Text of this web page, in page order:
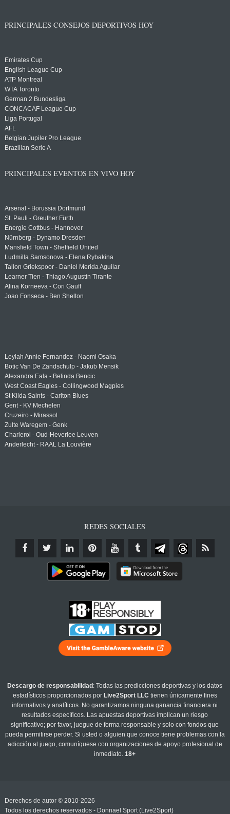
PRINCIPALES CONSEJOS DEPORTIVOS HOY
Emirates Cup
English League Cup
ATP Montreal
WTA Toronto
German 2 Bundesliga
CONCACAF League Cup
Liga Portugal
AFL
Belgian Jupiler Pro League
Brazilian Serie A
PRINCIPALES EVENTOS EN VIVO HOY
Arsenal - Borussia Dortmund
St. Pauli - Greuther Fürth
Energie Cottbus - Hannover
Nürnberg - Dynamo Dresden
Mansfield Town - Sheffield United
Ludmilla Samsonova - Elena Rybakina
Tallon Griekspoor - Daniel Merida Aguilar
Learner Tien - Thiago Augustin Tirante
Alina Korneeva - Cori Gauff
Joao Fonseca - Ben Shelton
Leylah Annie Fernandez - Naomi Osaka
Botic Van De Zandschulp - Jakub Mensik
Alexandra Eala - Belinda Bencic
West Coast Eagles - Collingwood Magpies
St Kilda Saints - Carlton Blues
Gent - KV Mechelen
Cruzeiro - Mirassol
Zulte Waregem - Genk
Charleroi - Oud-Heverlee Leuven
Anderlecht - RAAL La Louvière
REDES SOCIALES
Descargo de responsabilidad : Todas las predicciones deportivas y los datos
estadísticos proporcionados por Live2Sport LLC tienen únicamente fines
informativos y analíticos. No garantizamos ninguna ganancia financiera ni
resultados específicos. Las apuestas deportivas implican un riesgo
significativo; por favor, juegue de forma responsable y solo con fondos que
pueda permitirse perder. Si usted o alguien que conoce tiene problemas con la
adicción al juego, comuníquese con organizaciones de apoyo profesional de
inmediato.18+
Derechos de autor © 2010-2026
Todos los derechos reservados - Donnael Sport (Live2Sport)